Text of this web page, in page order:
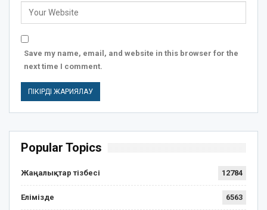
Save my name, email, and website in this browser for the
next time I comment.
Popular Topics
Жаңалықтар тізбесі 12784
Елімізде 6563